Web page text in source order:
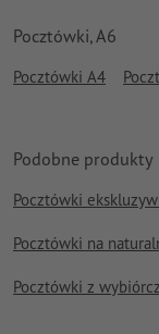
Pocztówki, A6
Pocztówki A4
Podobne produkty
Pocztówki
Pocztówki na
Pocztówki z